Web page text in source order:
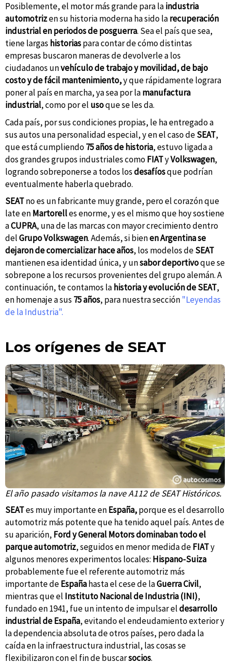
Posiblemente, el motor más grande para laindustria
automotrizen su historia moderna ha sido larecuperación
industrial en periodos de posguerra. Sea el país que sea,
tiene largas historiaspara contar de cómo distintas
empresas buscaron maneras de devolverle a los
ciudadanos unvehículo de trabajo y movilidad, de bajo
costo y de fácil mantenimiento,y que rápidamente lograra
poner al país en marcha, ya sea por lamanufactura
industrial, como por el usoque se les da.
Cada país, por sus condiciones propias, le ha entregado a
sus autos una personalidad especial, y en el caso deSEAT,
que está cumpliendo75 años de historia, estuvo ligada a
dos grandes grupos industriales comoFIATyVolkswagen,
logrando sobreponerse a todos losdesafíosque podrían
eventualmente haberla quebrado.
SEATno es un fabricante muy grande, pero el corazón que
late enMartorelles enorme, y es el mismo que hoy sostiene
aCUPRA, una de las marcas con mayor crecimiento dentro
delGrupo Volkswagen. Además, si bienen Argentina se
dejaron de comercializar hace años, los modelos deSEAT
mantienen esa identidad única, y unsabor deportivoque se
sobrepone a los recursos provenientes del grupo alemán. A
continuación, te contamos lahistoria y evolución de SEAT,
en homenaje a sus 75 años, para nuestra sección"Leyendas
de la Industria".
Los orígenes de SEAT
El año pasado visitamos la nave A112 de SEAT Históricos.
SEATes muy importante enEspaña,porque es el desarrollo
automotriz más potente que ha tenido aquel país. Antes de
su aparición, Ford y General Motors dominaban todo el
parque automotriz, seguidos en menor medida deFIATy
algunos menores experimentos locales: Hispano-Suiza
probablemente fue el referente automotriz más
importante deEspañahasta el cese de laGuerra Civil,
mientras que el Instituto Nacional de Industria (INI),
fundado en 1941, fue un intento de impulsar eldesarrollo
industrial de España, evitando el endeudamiento exterior y
la dependencia absoluta de otros países, pero dada la
caída en la infraestructura industrial, las cosas se
flexibilizaron con el fin de buscarsocios.